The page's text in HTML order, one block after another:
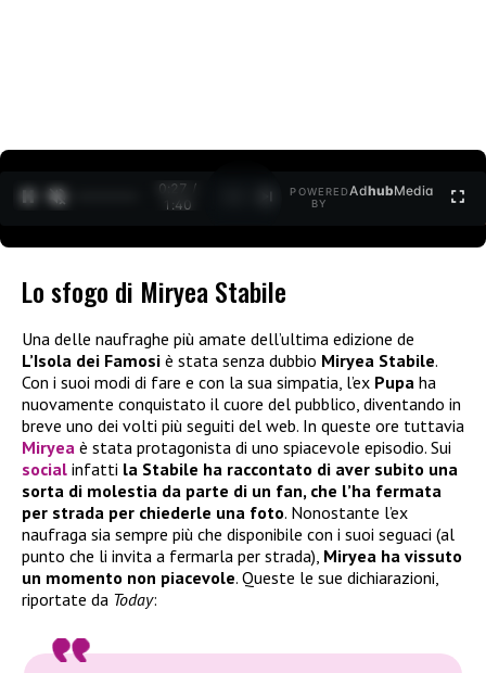
0:27 /
1:40
POWERED
BY
AdhubMedia
Lo sfogo di Miryea Stabile
Una delle naufraghe più amate dell’ultima edizione de
L’Isola dei Famosi è stata senza dubbio Miryea Stabile.
Con i suoi modi di fare e con la sua simpatia, l’ex Pupa ha
nuovamente conquistato il cuore del pubblico, diventando in
breve uno dei volti più seguiti del web. In queste ore tuttavia
Miryea è stata protagonista di uno spiacevole episodio. Sui
social infatti la Stabile ha raccontato di aver subito una
sorta di molestia da parte di un fan, che l’ha fermata
per strada per chiederle una foto. Nonostante l’ex
naufraga sia sempre più che disponibile con i suoi seguaci (al
punto che li invita a fermarla per strada), Miryea ha vissuto
un momento non piacevole. Queste le sue dichiarazioni,
riportate da Today: